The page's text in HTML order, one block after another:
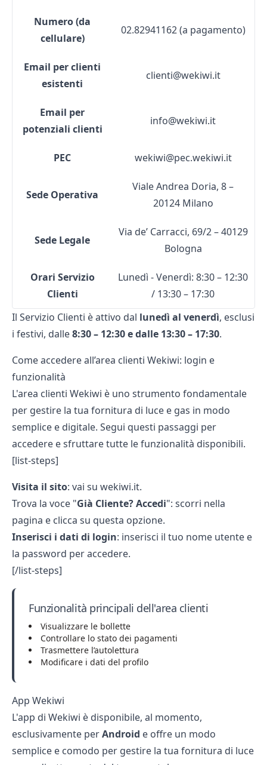
Numero (da
cellulare)
02.82941162 (a pagamento)
Email per clienti
esistenti
clienti@wekiwi.it
Email per
potenziali clienti
info@wekiwi.it
PEC wekiwi@pec.wekiwi.it
Sede Operativa
Viale Andrea Doria, 8 –
20124 Milano
Sede Legale
Via de’ Carracci, 69/2 – 40129
Bologna
Orari Servizio
Clienti
Lunedì - Venerdì: 8:30 – 12:30
/ 13:30 – 17:30
Il Servizio Clienti è attivo dal lunedì al venerdì, esclusi
i festivi, dalle8:30 – 12:30 e dalle 13:30 – 17:30​.
Come accedere all’area clienti Wekiwi: login e
funzionalità
L'area clienti Wekiwi è uno strumento fondamentale
per gestire la tua fornitura di luce e gas in modo
semplice e digitale. Segui questi passaggi per
accedere e sfruttare tutte le funzionalità disponibili.
[list-steps]
Visita il sito: vai su wekiwi.it.
Trova la voce "Già Cliente? Accedi": scorri nella
pagina e clicca su questa opzione.
Inserisci i dati di login: inserisci il tuo nome utente e
la password per accedere.
[/list-steps]
Funzionalità principali dell'area clienti
Visualizzare le bollette
Controllare lo stato dei pagamenti
Trasmettere l’autolettura
Modificare i dati del profilo
App Wekiwi
L'app di Wekiwi è disponibile, al momento,
esclusivamente perAndroid e offre un modo
semplice e comodo per gestire la tua fornitura di luce